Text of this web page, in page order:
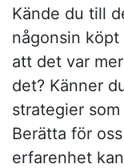
Kände du till
någonsin
att det var
det? Känner
strategier
Berätta för
erfarenhet